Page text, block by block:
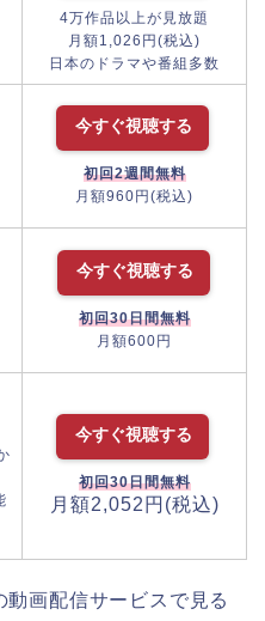
4万作品以上が見放題
月額1,026円(税込)
日本のドラマや番組多数
今すぐ視聴する
初回2週間無料
月額960円(税込)
今すぐ視聴する
初回30日間無料
月額600円
今すぐ視聴する
初回30日間無料
月額2,052円(税込)
動画配信サービスで見る